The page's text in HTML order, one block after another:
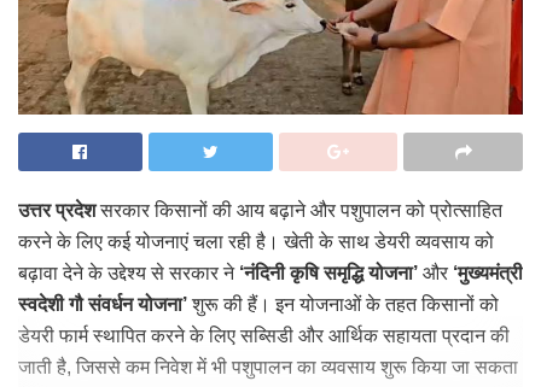
उत्तर प्रदेशसरकार किसानों की आय बढ़ाने और पशुपालन को प्रोत्साहित
करने के लिए कई योजनाएं चला रही है। खेती के साथ डेयरी व्यवसाय को
बढ़ावा देने के उद्देश्य से सरकार ने ‘नंदिनी कृषि समृद्धि योजना’ और ‘मुख्यमंत्री
स्वदेशी गौ संवर्धन योजना’शुरू की हैं। इन योजनाओं के तहत किसानों को
डेयरी फार्म स्थापित करने के लिए सब्सिडी और आर्थिक सहायता प्रदान की
जाती है, जिससे कम निवेश में भी पशुपालन का व्यवसाय शुरू किया जा सकता